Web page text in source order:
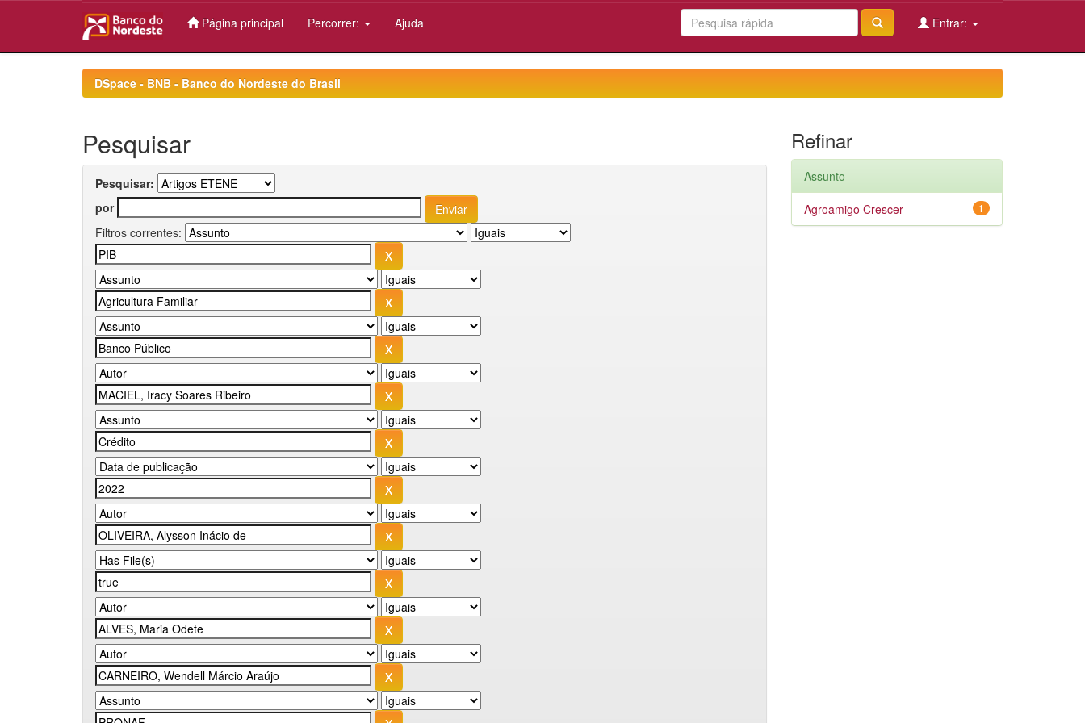
Página principal Percorrer: Ajuda Entrar:
DSpace - BNB - Banco do Nordeste do Brasil
Pesquisar
Pesquisar:
por
Filtros correntes:
Refinar
Assunto
1
Agroamigo Crescer